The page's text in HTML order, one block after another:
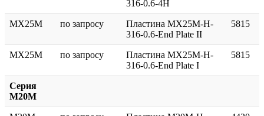
316-0.6-4H
MX25M по запросу
Пластина MX25M-H-
316-0.6-End Plate II
5815
MX25M по запросу
Пластина MX25M-H-
316-0.6-End Plate I
5815
Серия
M20M